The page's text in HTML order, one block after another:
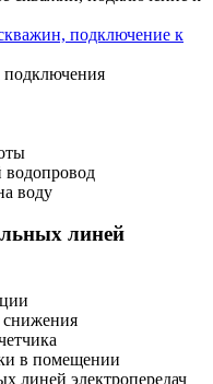
подключение к
подключения
водопровод
воду
линей
в помещении